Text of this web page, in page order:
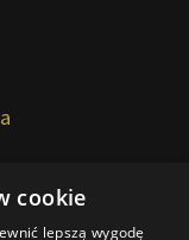
cookie
lepszą wygodę